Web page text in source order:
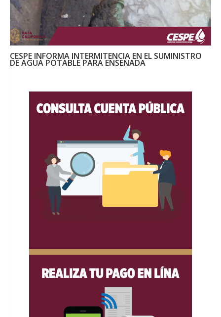
CESPE INFORMA INTERMITENCIA EN EL SUMINISTRO
DE AGUA POTABLE PARA ENSENADA